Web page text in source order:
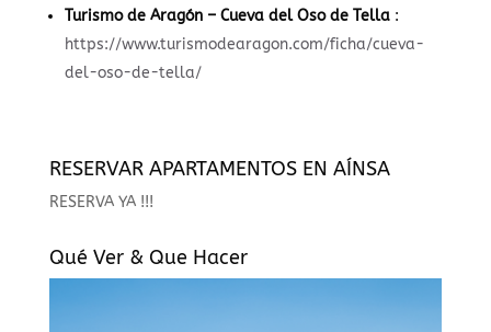
Turismo de Aragón – Cueva del Oso de Tella:
https://www.turismodearagon.com/ficha/cueva-
del-oso-de-tella/
RESERVAR APARTAMENTOS EN AÍNSA
RESERVA YA !!!
Qué Ver & Que Hacer